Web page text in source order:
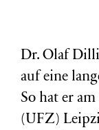
Dr. Olaf
auf eine
So hat er
(UFZ)